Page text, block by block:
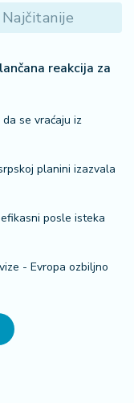
Najčitanije
reakcija za
se vraćaju iz
planini izazvala
posle isteka
- Evropa ozbiljno